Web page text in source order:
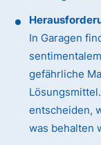
In Garagen
gefährliche
entscheiden,
was behalten